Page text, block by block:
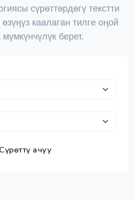
сүрөттөрдөгү текстти
каалаган тилге оңой
мүмкүнчүлүк берет.
Сүрөттү ачуу